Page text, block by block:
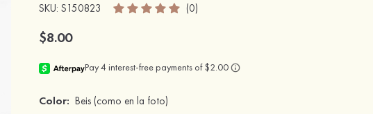
SKU: S150823 (0)
$8.00
Color: Beis (como en la foto)